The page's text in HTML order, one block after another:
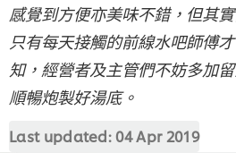
感覺到方便亦美味不錯，但其
只有每天接觸的前線水吧師傅
知，經營者及主管們不妨多加
順暢炮製好湯底。
Last updated:04 Apr 2019